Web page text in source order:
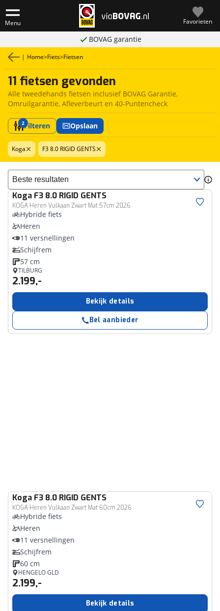
Menu Favorieten
BOVAG garantie
| Home>Fiets>Fietsen
11 fietsen gevonden
Alle tweedehands fietsen inclusief BOVAG Garantie,
Omruilgarantie, Afleverbeurt en 40-Puntencheck
2Filteren Opslaan
Koga F3 8.0 RIGID GENTS
Sorteer resultaten
Koga F3 8.0 RIGID GENTS
KOGA Heren Vulkaan Zwart Mat 57cm 2026
Hybride fiets
Heren
11 versnellingen
Schijfrem
57 cm
TILBURG
2.199,-
Bekijk details
Bel aanbieder
Koga F3 8.0 RIGID GENTS
KOGA Heren Vulkaan Zwart Mat 60cm 2026
Hybride fiets
Heren
11 versnellingen
Schijfrem
60 cm
HENGELO GLD
2.199,-
Bekijk details